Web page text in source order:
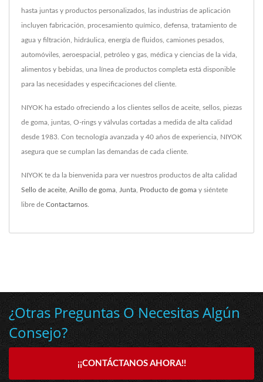
hasta juntas y productos personalizados, las industrias de aplicación
incluyen fabricación, procesamiento químico, defensa, tratamiento de
agua y filtración, hidráulica, energía de fluidos, camiones pesados,
automóviles, aeroespacial, petróleo y gas, médica y ciencias de la vida,
alimentos y bebidas, una línea de productos completa está disponible
para las necesidades y especificaciones del cliente.
NIYOK ha estado ofreciendo a los clientes sellos de aceite, sellos, piezas
de goma, juntas, O-rings y válvulas cortadas a medida de alta calidad
desde 1983. Con tecnología avanzada y 40 años de experiencia, NIYOK
asegura que se cumplan las demandas de cada cliente.
NIYOK te da la bienvenida para ver nuestros productos de alta calidad
Sello de aceite Anillo de goma Junta Producto de goma y siéntete
libre de Contactarnos
¿Otras Preguntas O Necesitas Algún
Consejo?
¡¡CONTÁCTANOS AHORA!!